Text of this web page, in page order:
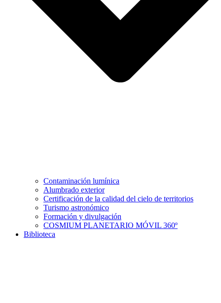
Contaminación lumínica
Alumbrado exterior
Certificación de la calidad del cielo de territorios
Turismo astronómico
Formación y divulgación
COSMIUM PLANETARIO MÓVIL 360º
Biblioteca